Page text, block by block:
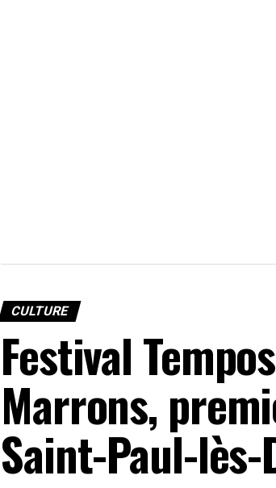
CULTURE
Festival
Marrons,
Saint-Paul-lès-